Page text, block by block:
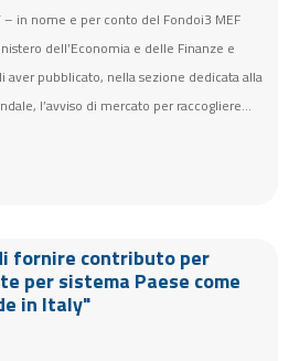
in nome e per conto del Fondoi3 MEF
dell’Economia e delle Finanze e
aver pubblicato, nella sezione dedicata alla
l’avviso di mercato per raccogliere...
fornire contributo per
per sistema Paese come
in Italy"